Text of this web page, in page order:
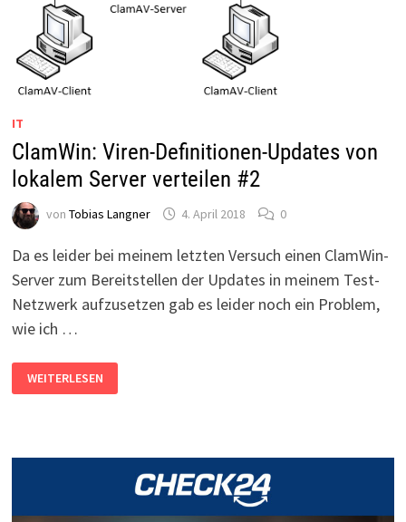
IT
ClamWin: Viren-Definitionen-Updates von
lokalem Server verteilen #2
von Tobias Langner 4. April 2018 0
Da es leider bei meinem letzten Versuch einen ClamWin-
Server zum Bereitstellen der Updates in meinem Test-
Netzwerk aufzusetzen gab es leider noch ein Problem,
wie ich …
CLAMWIN:
VIREN-
DEFINITIONEN-
VERTEILEN
WEITERLESEN